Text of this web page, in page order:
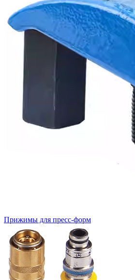
Прижимы для пресс-форм